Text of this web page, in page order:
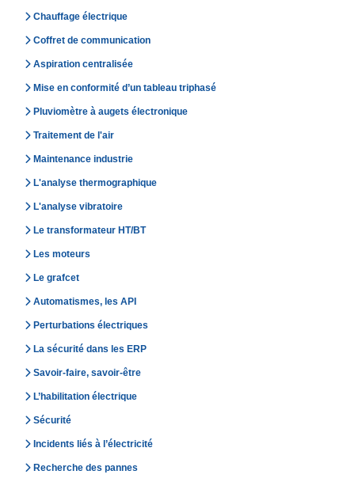
Chauffage électrique
Coffret de communication
Aspiration centralisée
Mise en conformité d’un tableau triphasé
Pluviomètre à augets électronique
Traitement de l'air
Maintenance industrie
L'analyse thermographique
L'analyse vibratoire
Le transformateur HT/BT
Les moteurs
Le grafcet
Automatismes, les API
Perturbations électriques
La sécurité dans les ERP
Savoir-faire, savoir-être
L’habilitation électrique
Sécurité
Incidents liés à l’électricité
Recherche des pannes